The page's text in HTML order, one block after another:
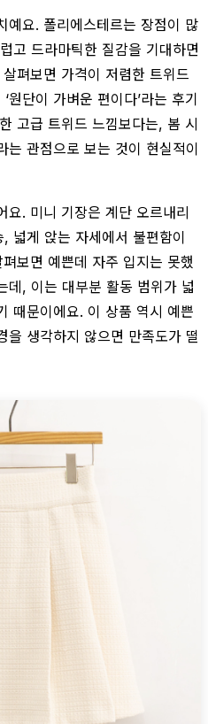
예요. 폴리에스테르는 장점이 많
고 드라마틱한 질감을 기대하면
펴보면 가격이 저렴한 트위드
원단이 가벼운 편이다’라는 후기
고급 트위드 느낌보다는, 봄 시
관점으로 보는 것이 현실적이
요. 미니 기장은 계단 오르내리
넓게 앉는 자세에서 불편함이
보면 예쁜데 자주 입지는 못했
데, 이는 대부분 활동 범위가 넓
때문이에요. 이 상품 역시 예쁜
을 생각하지 않으면 만족도가 떨